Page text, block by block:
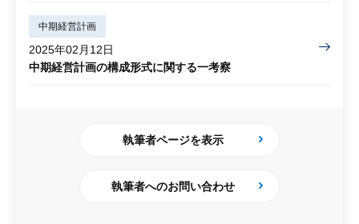
中期経営計画
2025年02月12日
中期経営計画の構成形式に関する一考察
執筆者ページを表示
執筆者へのお問い合わせ